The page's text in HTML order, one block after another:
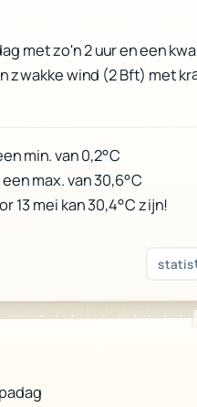
met zo'n 2 uur en een
zwakke wind (2 Bft) met
min. van 0,2°C
max. van 30,6°C
13 mei kan 30,4°C zijn!